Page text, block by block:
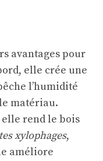
avantages pour
elle crée une
l’humidité
matériau.
rend le bois
xylophages,
améliore